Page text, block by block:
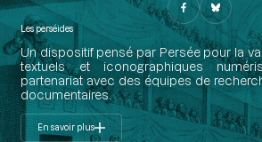
Les perséides
Un dispositif pensé par Persée pour la
textuels et iconographiques
partenariat avec des équipes de
documentaires.
En savoir plus